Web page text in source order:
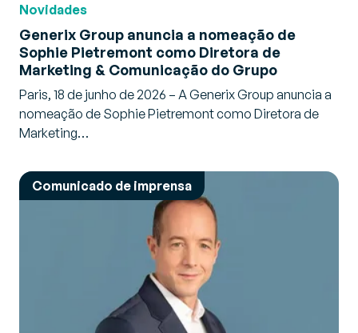
Novidades
Generix Group anuncia a nomeação de
Sophie Pietremont como Diretora de
Marketing & Comunicação do Grupo
Paris, 18 de junho de 2026 – A Generix Group anuncia a
nomeação de Sophie Pietremont como Diretora de
Marketing…
Comunicado de imprensa